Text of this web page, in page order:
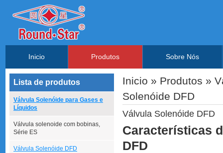
Inicio Produtos Sobre Nós
Lista de produtos
Válvula Solenóide para Gases e
Líquidos
Válvula solenoide com bobinas,
Série ES
Válvula Solenóide DFD
Inicio » Produtos »
Solenóide DFD
Válvula Solenóide DFD
Características
DFD